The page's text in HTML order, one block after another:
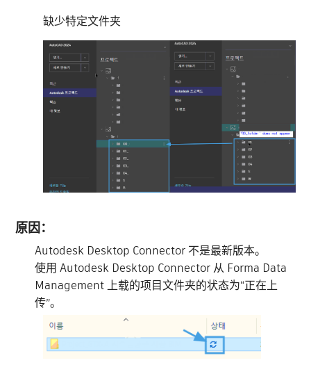
缺少特定文件夹
原因：
Autodesk Desktop Connector 不是最新版本。
使用 Autodesk Desktop Connector 从 Forma Data
Management 上载的项目文件夹的状态为“正在上
传”。